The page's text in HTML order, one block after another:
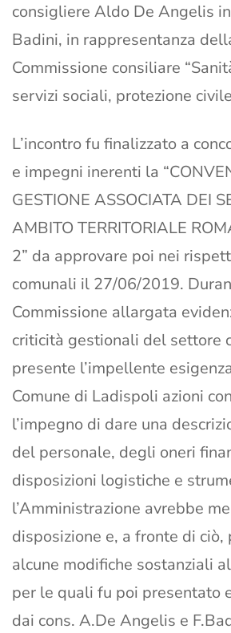
consigliere Aldo De Angelis
Badini, in rappresentanza
Commissione consiliare
servizi sociali, protezione
L’incontro fu finalizzato a
e impegni inerenti la
GESTIONE ASSOCIATA DEI
AMBITO TERRITORIALE
2” da approvare poi nei
comunali il 27/06/2019.
Commissione allargata
criticità gestionali del settore
presente l’impellente
Comune di Ladispoli azioni
l’impegno di dare una
del personale, degli oneri
disposizioni logistiche e
l’Amministrazione avrebbe
disposizione e, a fronte di ciò,
alcune modifiche sostanziali
per le quali fu poi presentato
dai cons. A.De Angelis e